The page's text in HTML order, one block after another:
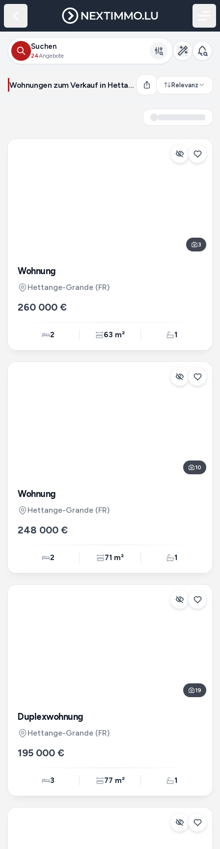
Suchen
24Angebote
Wohnungen zum Verkauf in Hettange-Grande (Frankreich) Relevanz
3
Wohnung
Hettange-Grande (FR)
260 000 €
2 63 m² 1
10
Wohnung
Hettange-Grande (FR)
248 000 €
2 71 m² 1
19
Duplexwohnung
Hettange-Grande (FR)
195 000 €
3 77 m² 1